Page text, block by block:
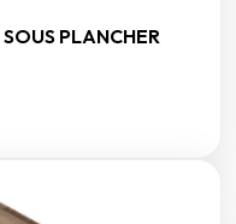
PLANCHER